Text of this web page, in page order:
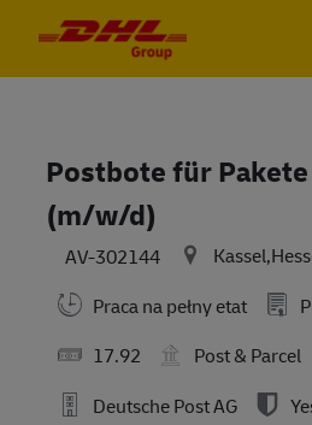
Postbote für
(m/w/d)
AV-302144
Praca na pełny etat
17.92
Post & Parcel
Deutsche Post AG